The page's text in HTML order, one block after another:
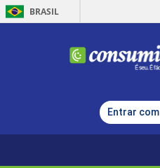
BRASIL
Entrar com